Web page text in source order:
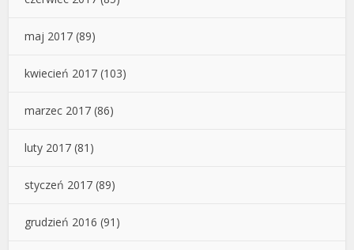
maj 2017 (89)
kwiecień 2017 (103)
marzec 2017 (86)
luty 2017 (81)
styczeń 2017 (89)
grudzień 2016 (91)